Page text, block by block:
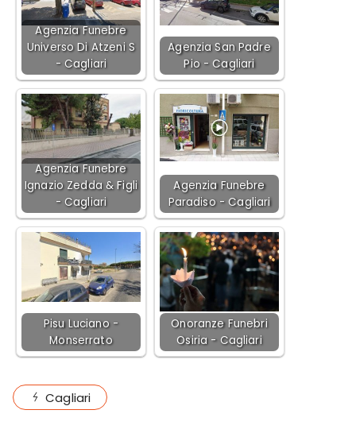
Agenzia Funebre
Universo Di Atzeni S
- Cagliari
Agenzia San Padre
Pio - Cagliari
Agenzia Funebre
Ignazio Zedda & Figli
- Cagliari
Agenzia Funebre
Paradiso - Cagliari
Pisu Luciano -
Monserrato
Onoranze Funebri
Osiria - Cagliari
Cagliari